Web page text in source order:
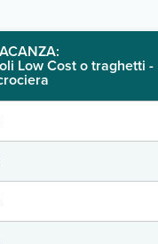
Low Cost o traghetti -